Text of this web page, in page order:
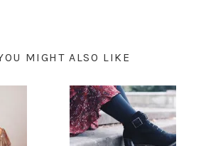
MIGHT ALSO LIKE